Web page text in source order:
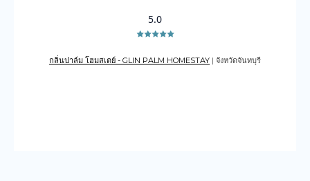
5.0
กลิ่นปาล์ม โฮมสเตย์ - GLIN PALM HOMESTAY | จังหวัดจันทบุรี